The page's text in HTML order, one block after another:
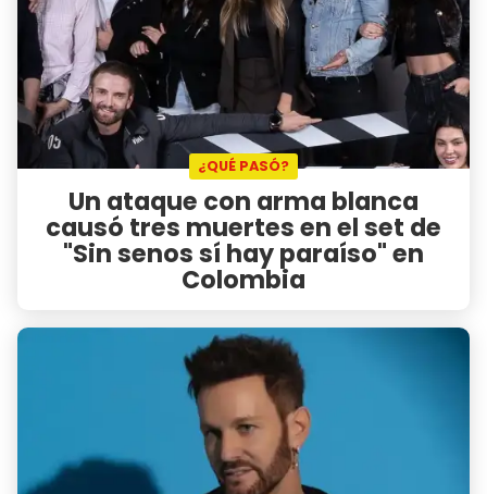
¿QUÉ PASÓ?
Un ataque con arma blanca
causó tres muertes en el set de
"Sin senos sí hay paraíso" en
Colombia